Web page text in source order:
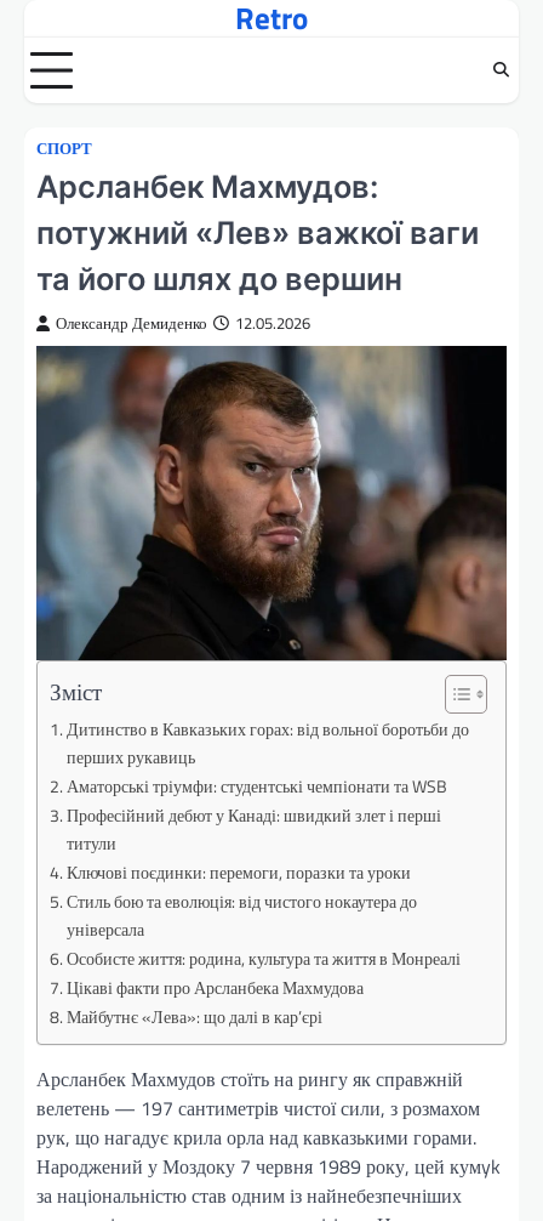
вмісту
Retro
СПОРТ
Арсланбек Махмудов:
потужний «Лев» важкої ваги
та його шлях до вершин
Олександр Демиденко 12.05.2026
Зміст
Дитинство в Кавказьких горах: від вольної боротьби до
перших рукавиць
Аматорські тріумфи: студентські чемпіонати та WSB
Професійний дебют у Канаді: швидкий злет і перші
титули
Ключові поєдинки: перемоги, поразки та уроки
Стиль бою та еволюція: від чистого нокаутера до
універсала
Особисте життя: родина, культура та життя в Монреалі
Цікаві факти про Арсланбека Махмудова
Майбутнє «Лева»: що далі в кар’єрі
Арсланбек Махмудов стоїть на рингу як справжній
велетень — 197 сантиметрів чистої сили, з розмахом
рук, що нагадує крила орла над кавказькими горами.
Народжений у Моздоку 7 червня 1989 року, цей кумyk
за національністю став одним із найнебезпечніших